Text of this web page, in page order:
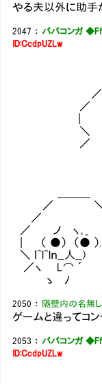
やる夫以外に助手
2047 ： ババコンガ
ID:CcdpUZLw
／ ＼ 『そ
／ ─
／ （●） （●
| （__
＼ ｀⌒´ ,
／
／ ＼ 『今
／
／ ノ ヽ､_ ＼
| （ ●） （●
＼ ｌ^l^lｎ__人
／ヽ L⌒ ´
ゝ ﾉ
2050 ： 隔壁内の名無
ゲームと違ってコ
2053 ： ババコンガ
ID:CcdpUZLw